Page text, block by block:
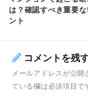
は？確認すべき重要
ント
コメントを残
メールアドレスが公開
ている欄は必須項目で